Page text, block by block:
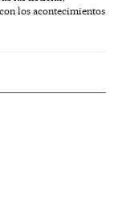
los acontecimientos